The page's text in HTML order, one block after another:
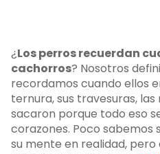
¿Los perros recuerdan
cachorros? Nosotros
recordamos cuando ellos
ternura, sus travesuras, las
sacaron porque todo eso
corazones. Poco sabemos
su mente en realidad, pero